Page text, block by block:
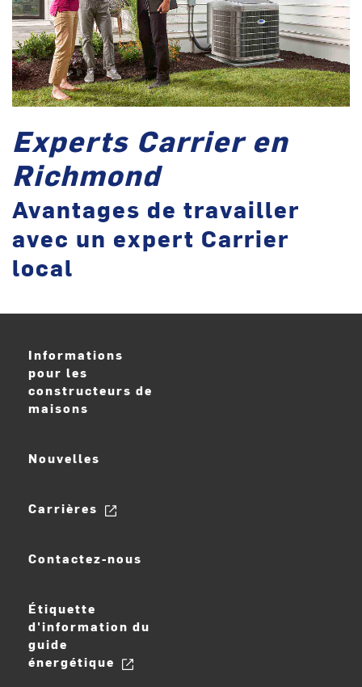
Experts Carrier en
Richmond
Avantages de travailler
avec un expert Carrier
local
Informations
pour les
constructeurs de
maisons
Nouvelles
Carrières
Contactez-nous
Étiquette
d'information du
guide
énergétique